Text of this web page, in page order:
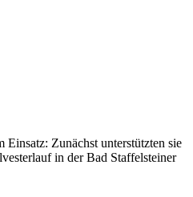
Zunächst unterstützten sie
in der Bad Staffelsteiner